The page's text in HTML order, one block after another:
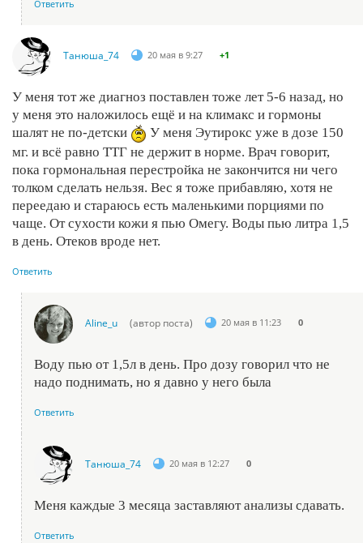
Ответить
Танюша_74 20 мая в 9:27 +1
У меня тот же диагноз поставлен тоже лет 5-6 назад, но
у меня это наложилось ещё и на климакс и гормоны
шалят не по-детски
У меня Эутирокс уже в дозе 150
мг. и всё равно ТТГ не держит в норме. Врач говорит,
пока гормональная перестройка не закончится ни чего
толком сделать нельзя. Вес я тоже прибавляю, хотя не
переедаю и стараюсь есть маленькими порциями по
чаще. От сухости кожи я пью Омегу. Воды пью литра 1,5
в день. Отеков вроде нет.
Ответить
Aline_u (автор поста) 20 мая в 11:23 0
Воду пью от 1,5л в день. Про дозу говорил что не
надо поднимать, но я давно у него была
Ответить
Танюша_74 20 мая в 12:27 0
Меня каждые 3 месяца заставляют анализы сдавать.
Ответить